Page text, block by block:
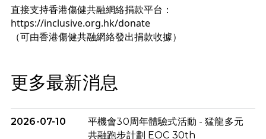
直接支持香港傷健共融網絡捐款平台：
https://inclusive.org.hk/donate
（可由香港傷健共融網絡發出捐款收據）
更多最新消息
2026-07-10
平機會30周年體驗式活動 - 猛龍多元
共融跑步計劃 EOC 30th